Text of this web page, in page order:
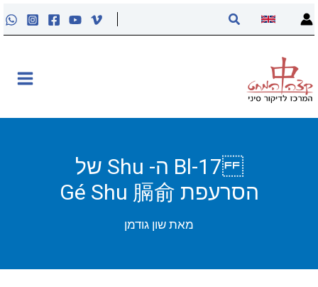
דילוג
לתוכן
חיפוש
Bl-17 ה- Shu של
הסרעפת Gé Shu 膈俞
מאת שון גודמן
פוסטים
מאסטר טונג